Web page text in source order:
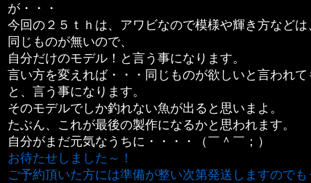
が・・・
今回の２５ｔｈは、アワビなので模様や輝き方などは
同じものが無いので、
自分だけのモデル！と言う事になります。
言い方を変えれば・・・同じものが欲しいと言われ
と、言う事になります。
そのモデルでしか釣れない魚が出ると思いまよ。
たぶん、これが最後の製作になるかと思われます。
自分がまだ元気なうちに・・・・（￣＾￣；）
お待たせしました～！
ご予約頂いた方には準備が整い次第発送しますので